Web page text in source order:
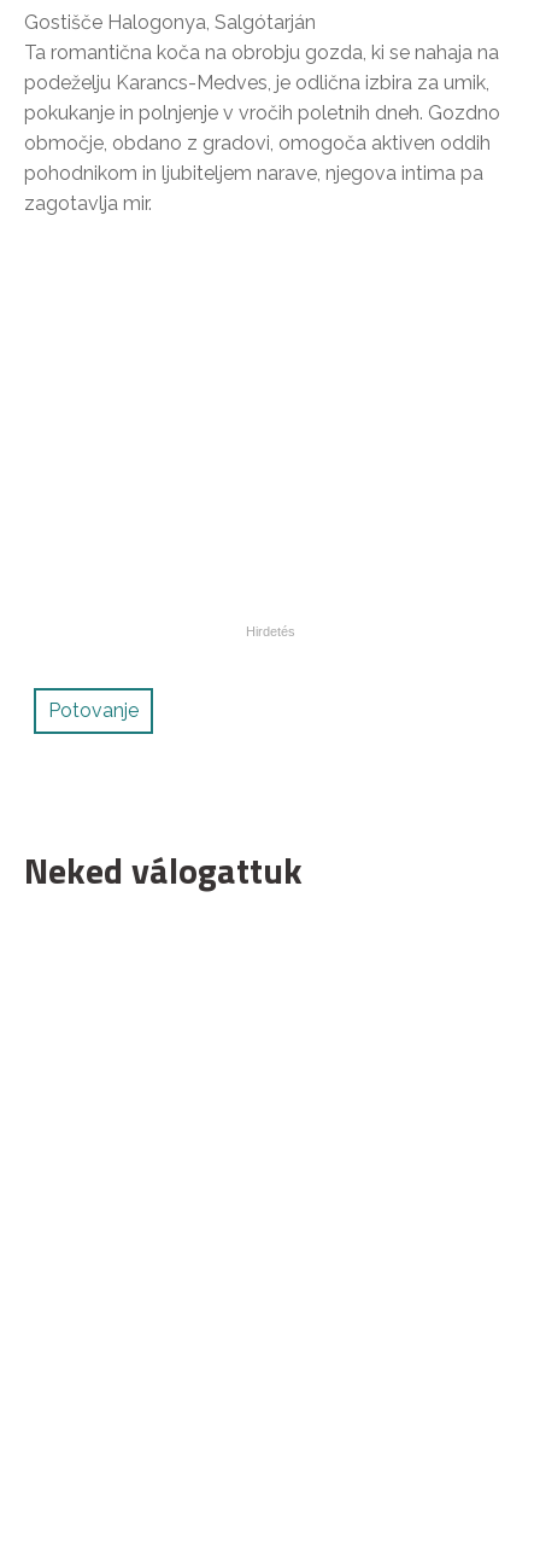
Gostišče Halogonya, Salgótarján
Ta romantična koča na obrobju gozda, ki se nahaja na
podeželju Karancs-Medves, je odlična izbira za umik,
pokukanje in polnjenje v vročih poletnih dneh. Gozdno
območje, obdano z gradovi, omogoča aktiven oddih
pohodnikom in ljubiteljem narave, njegova intima pa
zagotavlja mir.
Potovanje
Neked válogattuk